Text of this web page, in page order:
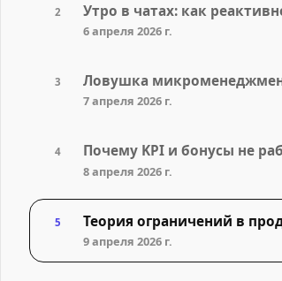
2 Утро в чатах: как
6 апреля 2026 г.
3 Ловушка
7 апреля 2026 г.
4 Почему KPI и бонусы не
8 апреля 2026 г.
5 Теория ограничений в
9 апреля 2026 г.